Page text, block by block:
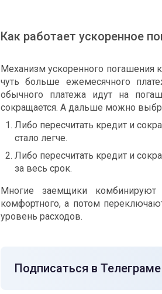
Как работает ускоренное
Механизм ускоренного погашения
чуть больше ежемесячного
обычного платежа идут на
сокращается. А дальше можно
Либо пересчитать кредит и
стало легче.
Либо пересчитать кредит и
за весь срок.
Многие заемщики
комфортного, а потом
уровень расходов.
Подписаться в Телеграме